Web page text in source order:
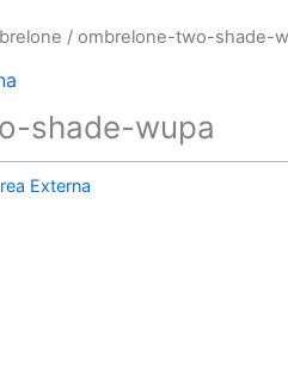
/ ombrelone-two-shade-
shade-wupa
Externa